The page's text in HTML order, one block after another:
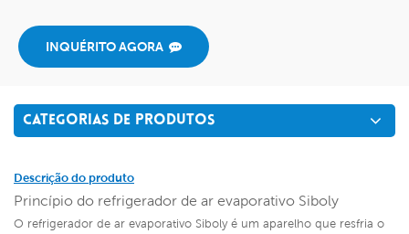
INQUÉRITO AGORA
CATEGORIAS DE PRODUTOS
Descrição do produto
Princípio do refrigerador de ar evaporativo Siboly
O refrigerador de ar evaporativo Siboly é um aparelho que resfria o